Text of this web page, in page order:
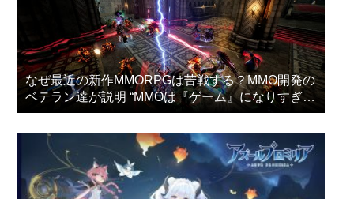
なぜ最近の新作MMORPGは苦戦する？MMO開発の
ベテラン達が説明 “MMOは『ゲーム』になりすぎ
た”